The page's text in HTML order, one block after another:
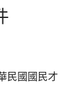
民國國民才